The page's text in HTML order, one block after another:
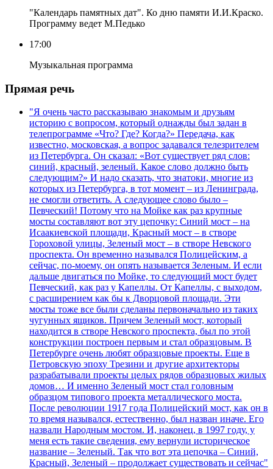
"Календарь памятных дат". Ко дню памяти И.И.Краско.
Программу ведет М.Педько
17:00
Музыкальная программа
Прямая речь
"Я очень часто рассказываю знакомым и друзьям
историю с вопросом, который однажды был задан в
телепрограмме «Что? Где? Когда?» Передача, как
известно, московская, а вопрос задавался телезрителем
из Петербурга. Он сказал: «Вот существует ряд слов:
синий, красный, зеленый. Какое слово должно быть
следующим?» И надо сказать, что знатоки, многие из
которых из Петербурга, в тот момент – из Ленинграда,
не смогли ответить. А следующее слово было –
Певческий! Потому что на Мойке как раз крупные
мосты составляют вот эту цепочку: Синий мост – на
Исаакиевской площади, Красный мост – в створе
Гороховой улицы, Зеленый мост – в створе Невского
проспекта. Он временно назывался Полицейским, а
сейчас, по-моему, он опять называется Зеленым. И если
дальше двигаться по Мойке, то следующий мост будет
Певческий, как раз у Капеллы. От Капеллы, с выходом,
с расширением как бы к Дворцовой площади. Эти
мосты тоже все были сделаны первоначально из таких
чугунных ящиков. Причем Зеленый мост, который
находится в створе Невского проспекта, был по этой
конструкции построен первым и стал образцовым. В
Петербурге очень любят образцовые проекты. Еще в
Петровскую эпоху Трезини и другие архитекторы
разрабатывали проекты целых рядов образцовых жилых
домов… И именно Зеленый мост стал головным
образцом типового проекта металлического моста.
После революции 1917 года Полицейский мост, как он в
то время назывался, естественно, был назван иначе. Его
назвали Народным мостом. И, наконец, в 1997 году, у
меня есть такие сведения, ему вернули историческое
название – Зеленый. Так что вот эта цепочка – Синий,
Красный, Зеленый – продолжает существовать и сейчас"